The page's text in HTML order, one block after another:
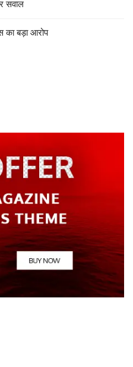
सवाल
का बड़ा आरोप